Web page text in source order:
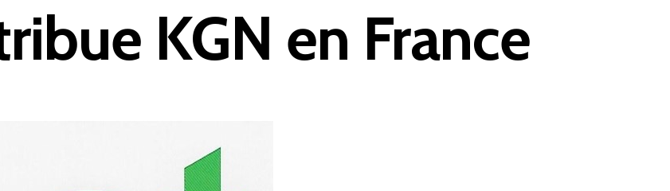
KGN en France